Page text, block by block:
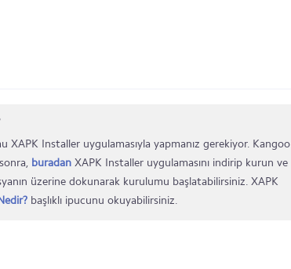
Installer uygulamasıyla yapmanız gerekiyor. Kangoo
buradan XAPK Installer uygulamasını indirip kurun ve
üzerine dokunarak kurulumu başlatabilirsiniz. XAPK
başlıklı ipucunu okuyabilirsiniz.